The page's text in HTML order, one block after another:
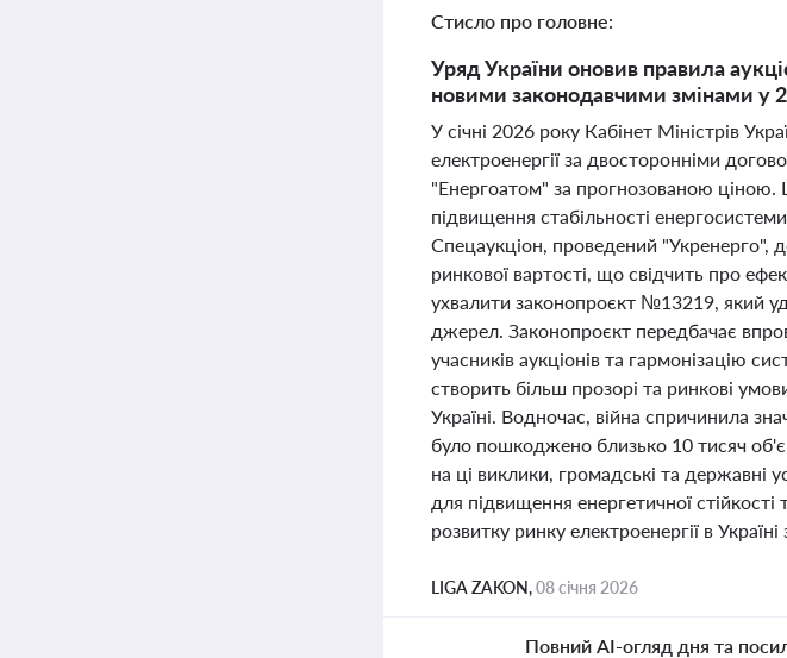
Стисло про головне:
Уряд України оновив правила
новими законодавчими змінами у
У січні 2026 року Кабінет Міністрів
електроенергії за двосторонніми
"Енергоатом" за прогнозованою ціною.
підвищення стабільності
Спецаукціон, проведений "Укренерго",
ринкової вартості, що свідчить про
ухвалити законопроєкт №13219, який
джерел. Законопроєкт передбачає
учасників аукціонів та гармонізацію
створить більш прозорі та ринкові
Україні. Водночас, війна спричинила
було пошкоджено близько 10 тисяч
на ці виклики, громадські та державні
для підвищення енергетичної
розвитку ринку електроенергії в
LIGA ZAKON,08 січня 2026
Повний AI-огляд дня та